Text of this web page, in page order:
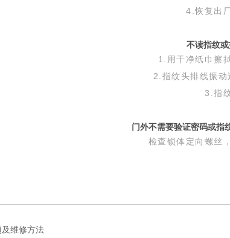
4.恢复出
不读指纹
1.用干净纸巾擦
2.指纹头排线振动
3.指
门外不需要验证密码或指
检查锁体定向螺丝
维修方法